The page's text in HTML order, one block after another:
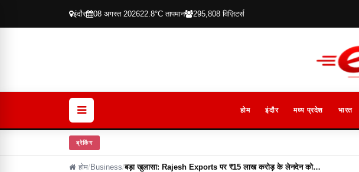
इंदौर 08 अगस्त 202622.8°C तापमान 295,808 विज़िटर्स
होम इंदौर मध्य प्रदेश भारत
ब्रेकिंग
होम/ Business/बड़ा खुलासा: Rajesh Exports पर ₹15 लाख करोड़ के लेनदेन को…